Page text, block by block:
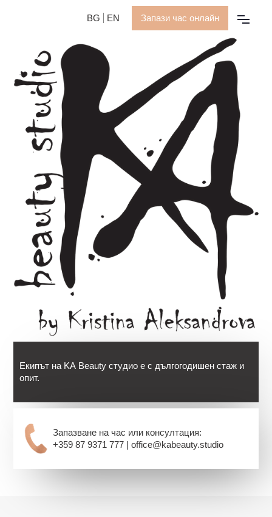
BG EN Запази час онлайн
Екипът на KA Beauty студио е с дългогодишен стаж и
опит.
Запазване на час или консултация:
+359 87 9371 777 | office@kabeauty.studio